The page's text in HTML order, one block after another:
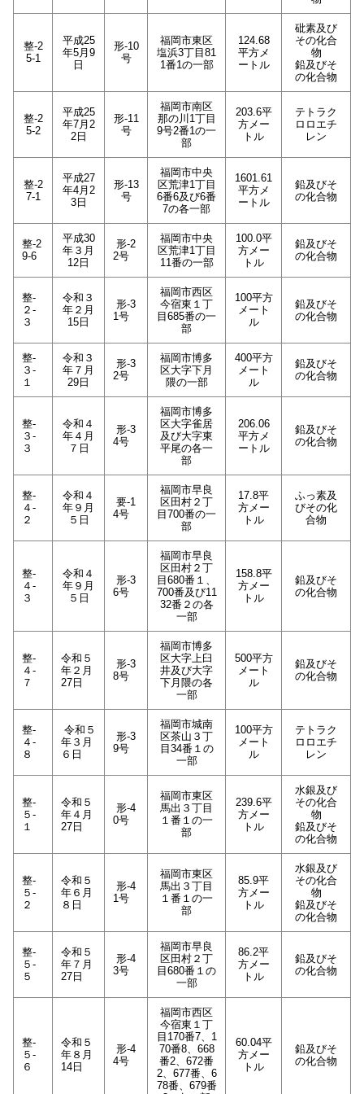
整-2
5-1
平成25
年5月9
日
形-10
号
福岡市東区
塩浜3丁目81
1番1の一部
124.68
平方メ
ートル
砒素及び
その化合
物
鉛及びそ
の化合物
整-2
5-2
平成25
年7月2
2日
形-11
号
福岡市南区
那の川1丁目
9号2番1の一
部
203.6平
方メー
トル
テトラク
ロロエチ
レン
整-2
7-1
平成27
年4月2
3日
形-13
号
福岡市中央
区荒津1丁目
6番6及び6番
7の各一部
1601.61
平方メ
ートル
鉛及びそ
の化合物
整-2
9-6
平成30
年３月
12日
形-2
2号
福岡市中央
区荒津1丁目
11番の一部
100.0平
方メー
トル
鉛及びそ
の化合物
整-
２-
３
令和３
年２月
15日
形-3
1号
福岡市西区
今宿東１丁
目685番の一
部
100平方
メート
ル
鉛及びそ
の化合物
整-
３-
１
令和３
年７月
29日
形-3
2号
福岡市博多
区大字下月
隈の一部
400平方
メート
ル
鉛及びそ
の化合物
整-
３-
３
令和４
年４月
７日
形-3
4号
福岡市博多
区大字雀居
及び大字東
平尾の各一
部
206.06
平方メ
ートル
鉛及びそ
の化合物
整-
４-
２
令和４
年９月
５日
要-1
4号
福岡市早良
区田村２丁
目700番の一
部
17.8平
方メー
トル
ふっ素及
びその化
合物
整-
４-
３
令和４
年９月
５日
形-3
6号
福岡市早良
区田村２丁
目680番１、
700番及び11
32番２の各
一部
158.8平
方メー
トル
鉛及びそ
の化合物
整-
４-
７
令和５
年２月
27日
形-3
8号
福岡市博多
区大字上臼
井及び大字
下月隈の各
一部
500平方
メート
ル
鉛及びそ
の化合物
整-
４-
８
令和５
年３月
６日
形-3
9号
福岡市城南
区茶山３丁
目34番１の
一部
100平方
メート
ル
テトラク
ロロエチ
レン
整-
５-
１
令和５
年４月
27日
形-4
0号
福岡市東区
馬出３丁目
１番１の一
部
239.6平
方メー
トル
水銀及び
その化合
物
鉛及びそ
の化合物
整-
５-
２
令和５
年６月
８日
形-4
1号
福岡市東区
馬出３丁目
１番１の一
部
85.9平
方メー
トル
水銀及び
その化合
物
鉛及びそ
の化合物
整-
５-
５
令和５
年７月
27日
形-4
3号
福岡市早良
区田村２丁
目680番１の
一部
86.2平
方メー
トル
鉛及びそ
の化合物
整-
５-
６
令和５
年８月
14日
形-4
4号
福岡市西区
今宿東１丁
目170番7、1
70番8、668
番2、672番
2、677番、6
78番、679番
60.04平
方メー
トル
鉛及びそ
の化合物